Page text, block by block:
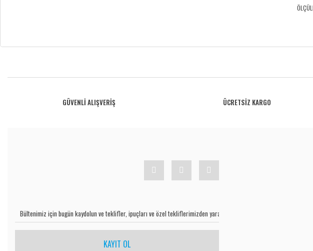
Görüş ve önerileriniz için teşekkür ederiz.
Ürün resmi kalitesiz, bozuk veya görüntülenemiyor.
GÜVENLİ ALIŞVERİŞ ÜCRETSİZ KARGO
KAYIT OL